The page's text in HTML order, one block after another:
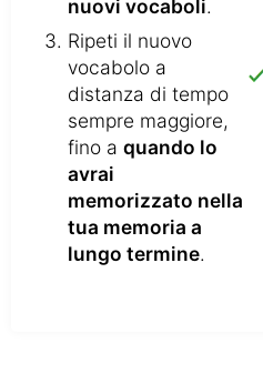
nuovi vocaboli.
Ripeti il nuovo
vocabolo a
distanza di tempo
sempre maggiore,
fino a quando lo
avrai
memorizzato nella
tua memoria a
lungo termine.